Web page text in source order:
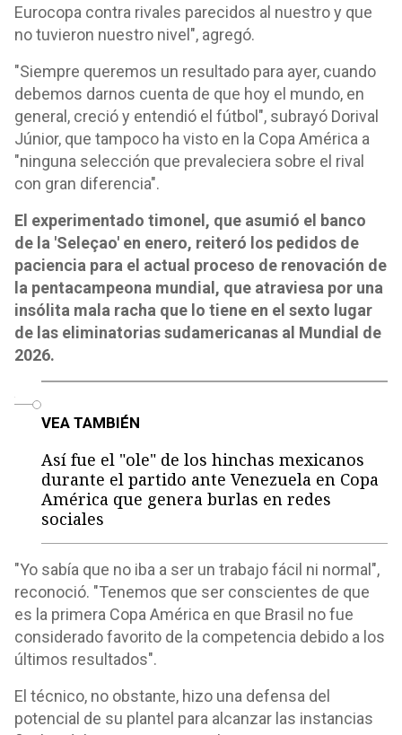
Eurocopa contra rivales parecidos al nuestro y que
no tuvieron nuestro nivel", agregó.
"Siempre queremos un resultado para ayer, cuando
debemos darnos cuenta de que hoy el mundo, en
general, creció y entendió el fútbol", subrayó Dorival
Júnior, que tampoco ha visto en la Copa América a
"ninguna selección que prevaleciera sobre el rival
con gran diferencia".
El experimentado timonel, que asumió el banco
de la 'Seleçao' en enero, reiteró los pedidos de
paciencia para el actual proceso de renovación de
la pentacampeona mundial, que atraviesa por una
insólita mala racha que lo tiene en el sexto lugar
de las eliminatorias sudamericanas al Mundial de
2026.
VEA TAMBIÉN
Así fue el "ole" de los hinchas mexicanos
durante el partido ante Venezuela en Copa
América que genera burlas en redes
sociales
"Yo sabía que no iba a ser un trabajo fácil ni normal",
reconoció. "Tenemos que ser conscientes de que
es la primera Copa América en que Brasil no fue
considerado favorito de la competencia debido a los
últimos resultados".
El técnico, no obstante, hizo una defensa del
potencial de su plantel para alcanzar las instancias